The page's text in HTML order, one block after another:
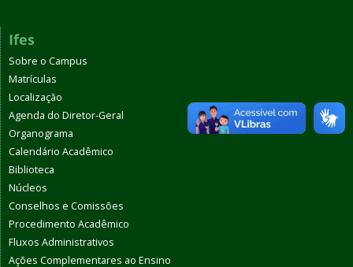
Ifes
Sobre o Campus
Matrículas
Localização
Agenda do Diretor-Geral
Organograma
Calendário Acadêmico
Biblioteca
Núcleos
Conselhos e Comissões
Procedimento Acadêmico
Fluxos Administrativos
Ações Complementares ao Ensino